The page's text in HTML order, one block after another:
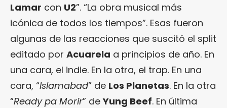
Lamar con U2”. “La obra musical más
icónica de todos los tiempos”. Esas fueron
algunas de las reacciones que suscitó el split
editado por Acuarela a principios de año. En
una cara, el indie. En la otra, el trap. En una
cara, “Islamabad” de Los Planetas. En la otra
“Ready pa Morir” deYung Beef. En última